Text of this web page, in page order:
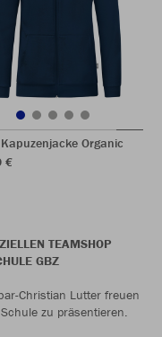
Kapuzenjacke Organic
€
TEAMSHOP
GBZ
Christian Lutter freuen
zu präsentieren.